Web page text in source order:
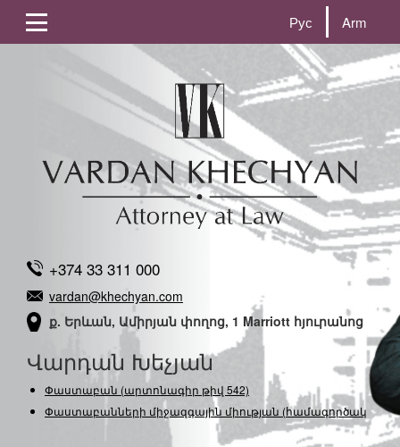
Рус Arm
+374 33 311 000
vardan@khechyan.com
ք. Երևան, Ամիրյան փողոց, 1 Marriott հյուրանոց
Վարդան Խեչյան
Փաստաբան (արտոնագիր թիվ 542)
Փաստաբանների միջազգային միության